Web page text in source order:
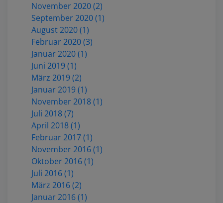
November 2020 (2)
September 2020 (1)
August 2020 (1)
Februar 2020 (3)
Januar 2020 (1)
Juni 2019 (1)
März 2019 (2)
Januar 2019 (1)
November 2018 (1)
Juli 2018 (7)
April 2018 (1)
Februar 2017 (1)
November 2016 (1)
Oktober 2016 (1)
Juli 2016 (1)
März 2016 (2)
Januar 2016 (1)